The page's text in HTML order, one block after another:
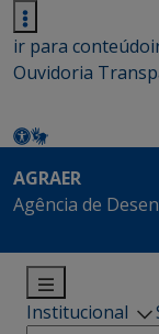
ir para conteúdo
Ouvidoria
AGRAER
Agência de
Institucional